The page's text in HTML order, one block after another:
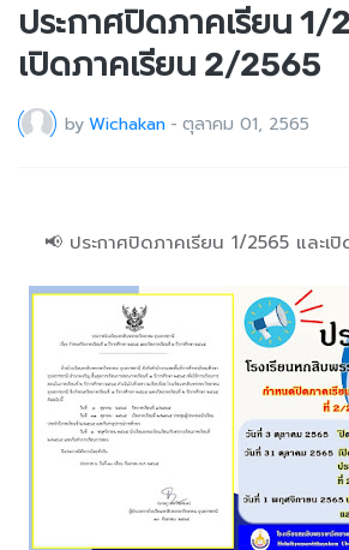
ประกาศปิดภาคเรียน 1/
เปิดภาคเรียน 2/2565
byWichakan - ตุลาคม 01, 2565
📢 ประกาศปิดภาคเรียน 1/2565 และเ